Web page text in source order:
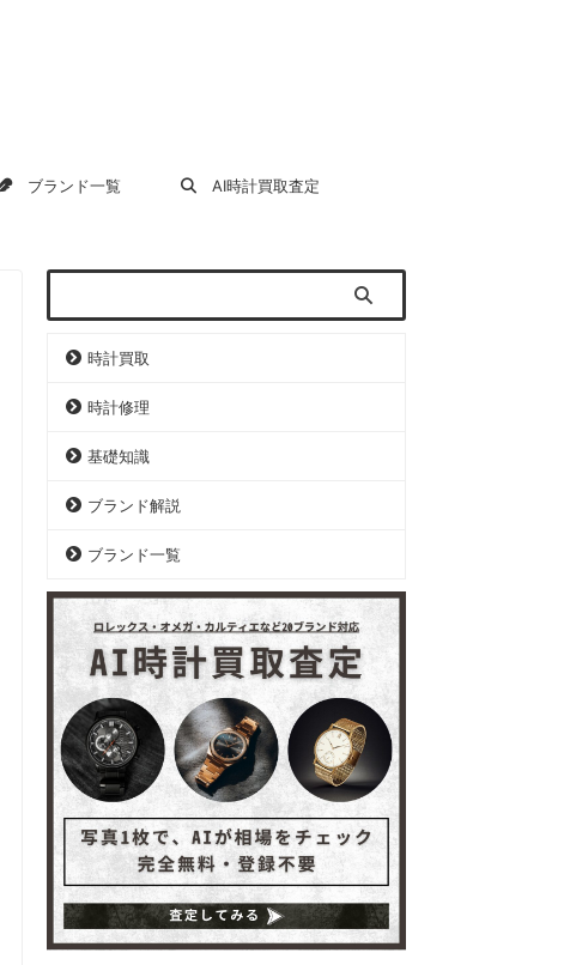
ブランド一覧 AI時計買取査定
時計買取
時計修理
基礎知識
ブランド解説
ブランド一覧